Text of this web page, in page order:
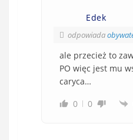
Edek
odpowiada
ale przecież to
PO więc jest mu
caryca…
0
0